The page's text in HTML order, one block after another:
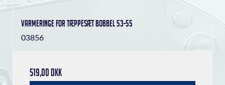
Varmeringe for tæppesæt Bobbel 53-55
03856
519,00 DKK